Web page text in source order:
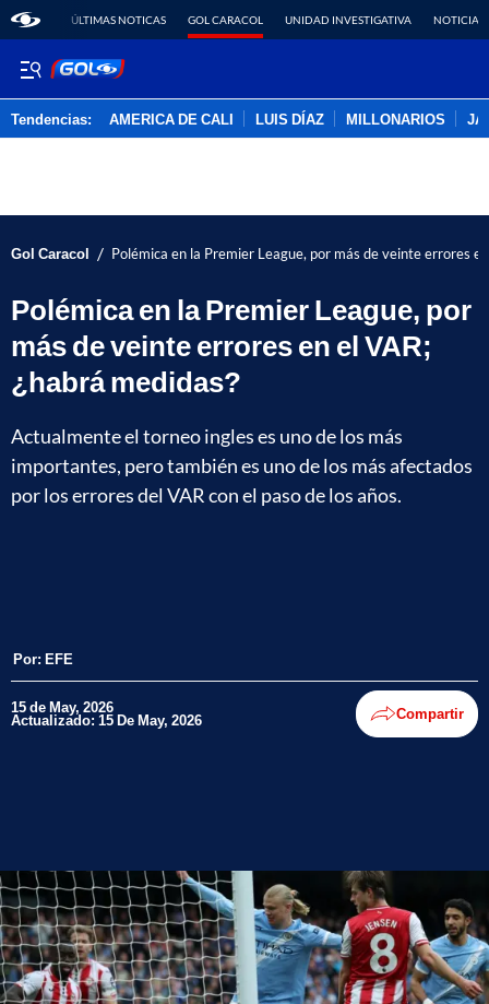
ÚLTIMAS NOTICAS GOL CARACOL UNIDAD INVESTIGATIVA NOTICIAS
Tendencias: AMERICA DE CALI LUIS DÍAZ MILLONARIOS
Gol Caracol / Polémica en la Premier League, por más de veinte errores
Polémica en la Premier League, por
más de veinte errores en el VAR;
¿habrá medidas?
Actualmente el torneo ingles es uno de los más
importantes, pero también es uno de los más afectados
por los errores del VAR con el paso de los años.
Por: EFE
15 de May, 2026
Actualizado: 15 De May, 2026 Compartir